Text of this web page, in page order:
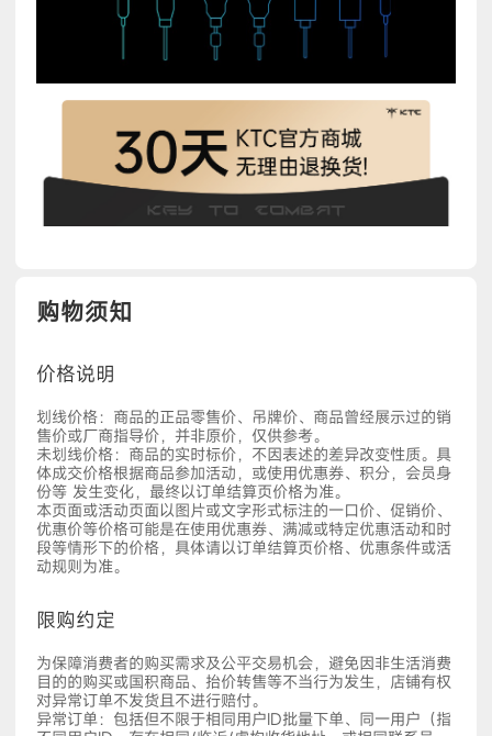
购物须知
价格说明
划线价格：商品的正品零售价、吊牌价、商品曾经展示过的销
售价或厂商指导价，并非原价，仅供参考。
未划线价格：商品的实时标价，不因表述的差异改变性质。具
体成交价格根据商品参加活动，或使用优惠券、积分，会员身
份等 发生变化，最终以订单结算页价格为准。
本页面或活动页面以图片或文字形式标注的一口价、促销价、
优惠价等价格可能是在使用优惠券、满减或特定优惠活动和时
段等情形下的价格，具体请以订单结算页价格、优惠条件或活
动规则为准。
限购约定
为保障消费者的购买需求及公平交易机会，避免因非生活消费
目的的购买或国积商品、抬价转售等不当行为发生，店铺有权
对异常订单不发货且不进行赔付。
异常订单：包括但不限于相同用户ID批量下单、同一用户（指